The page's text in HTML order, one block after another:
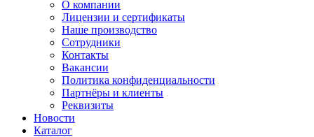
О компании
Лицензии и сертификаты
Наше производство
Сотрудники
Контакты
Вакансии
Политика конфиденциальности
Партнёры и клиенты
Реквизиты
Новости
Каталог